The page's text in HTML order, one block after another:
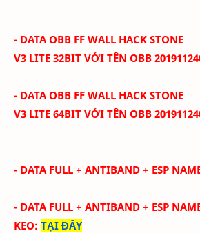
- DATA OBB FF WALL HACK STONE
V3 LITE 32BIT VỚI TÊN OBB
- DATA OBB FF WALL HACK STONE
V3 LITE 64BIT VỚI TÊN OBB
- DATA FULL + ANTIBAND + ESP
- DATA FULL + ANTIBAND + ESP
KEO: TẠI ĐÂY